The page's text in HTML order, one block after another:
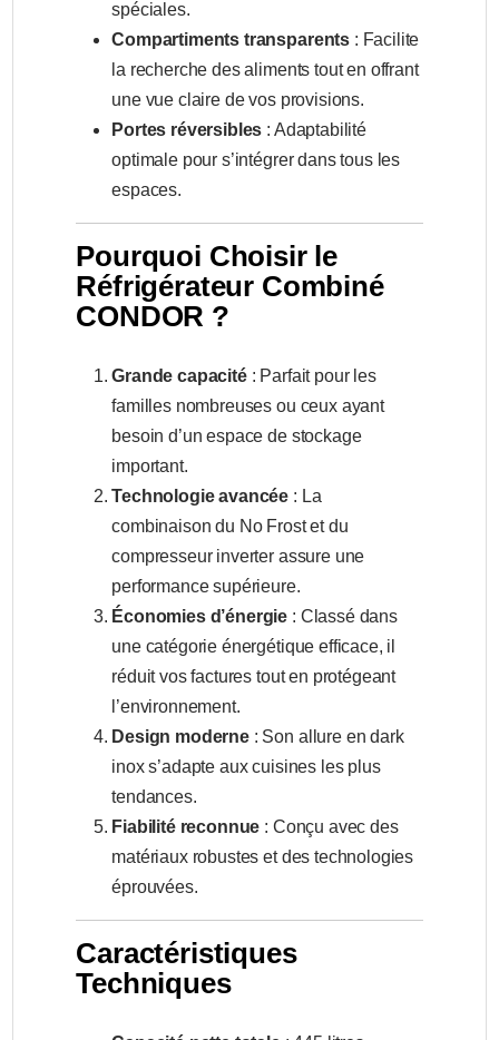
spéciales.
Compartiments transparents : Facilite
la recherche des aliments tout en offrant
une vue claire de vos provisions.
Portes réversibles : Adaptabilité
optimale pour s’intégrer dans tous les
espaces.
Pourquoi Choisir le
Réfrigérateur Combiné
CONDOR ?
Grande capacité: Parfait pour les
familles nombreuses ou ceux ayant
besoin d’un espace de stockage
important.
Technologie avancée : La
combinaison du No Frost et du
compresseur inverter assure une
performance supérieure.
Économies d’énergie : Classé dans
une catégorie énergétique efficace, il
réduit vos factures tout en protégeant
l’environnement.
Design moderne: Son allure en dark
inox s’adapte aux cuisines les plus
tendances.
Fiabilité reconnue : Conçu avec des
matériaux robustes et des technologies
éprouvées.
Caractéristiques
Techniques